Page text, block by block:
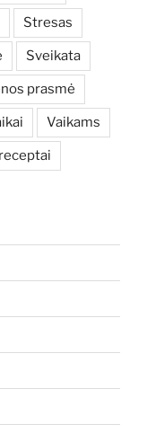
Stresas
Sveikata
prasmė
Vaikams